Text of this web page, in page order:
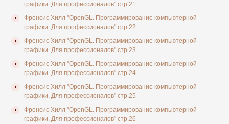
графики. Для профессионалов" стр.21
Френсис Хилл "OpenGL. Программирование компьютерной
графики. Для профессионалов" стр.22
Френсис Хилл "OpenGL. Программирование компьютерной
графики. Для профессионалов" стр.23
Френсис Хилл "OpenGL. Программирование компьютерной
графики. Для профессионалов" стр.24
Френсис Хилл "OpenGL. Программирование компьютерной
графики. Для профессионалов" стр.25
Френсис Хилл "OpenGL. Программирование компьютерной
графики. Для профессионалов" стр.26